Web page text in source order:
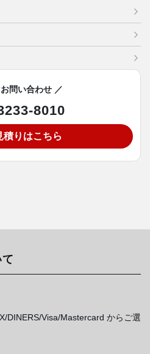
問い合わせ ／
8010
積りはこちら
DINERS/Visa/Mastercard からご選